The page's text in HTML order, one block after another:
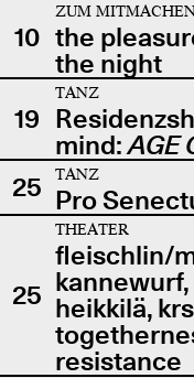
10
ZUM
the
the night
19
TANZ
mind:AGE
25
TANZ
Pro
25
THEATER
fleischlin/
heikkilä,
resistance